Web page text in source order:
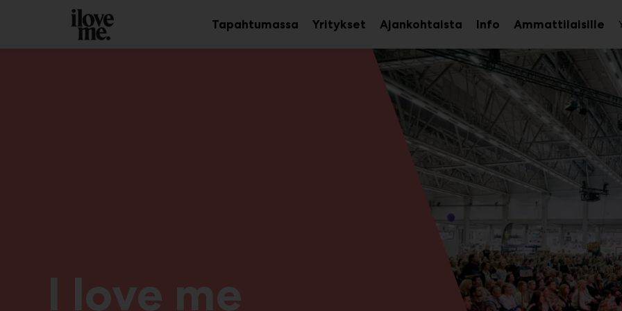
Main
TapahtumassaAvaa
alavalikko
Yritykset Ajankohtaista InfoAvaa
alavalikko
Ammattilaisille
I love me